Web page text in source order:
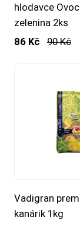
hlodavce
zelenina 2ks
86 Kč
90 Kč
Vadigran
kanárik 1kg